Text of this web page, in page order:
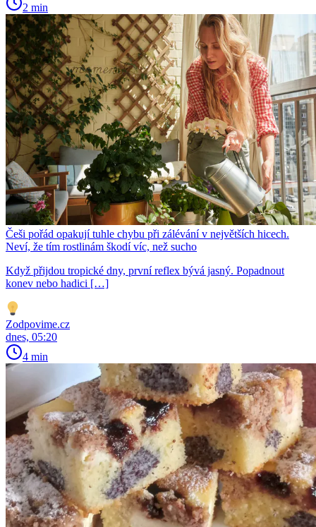
2 min
Češi pořád opakují tuhle chybu při zálévání v největších hicech.
Neví, že tím rostlinám škodí víc, než sucho
Když přijdou tropické dny, první reflex bývá jasný. Popadnout
konev nebo hadici […]
Zodpovime.cz
dnes, 05:20
4 min